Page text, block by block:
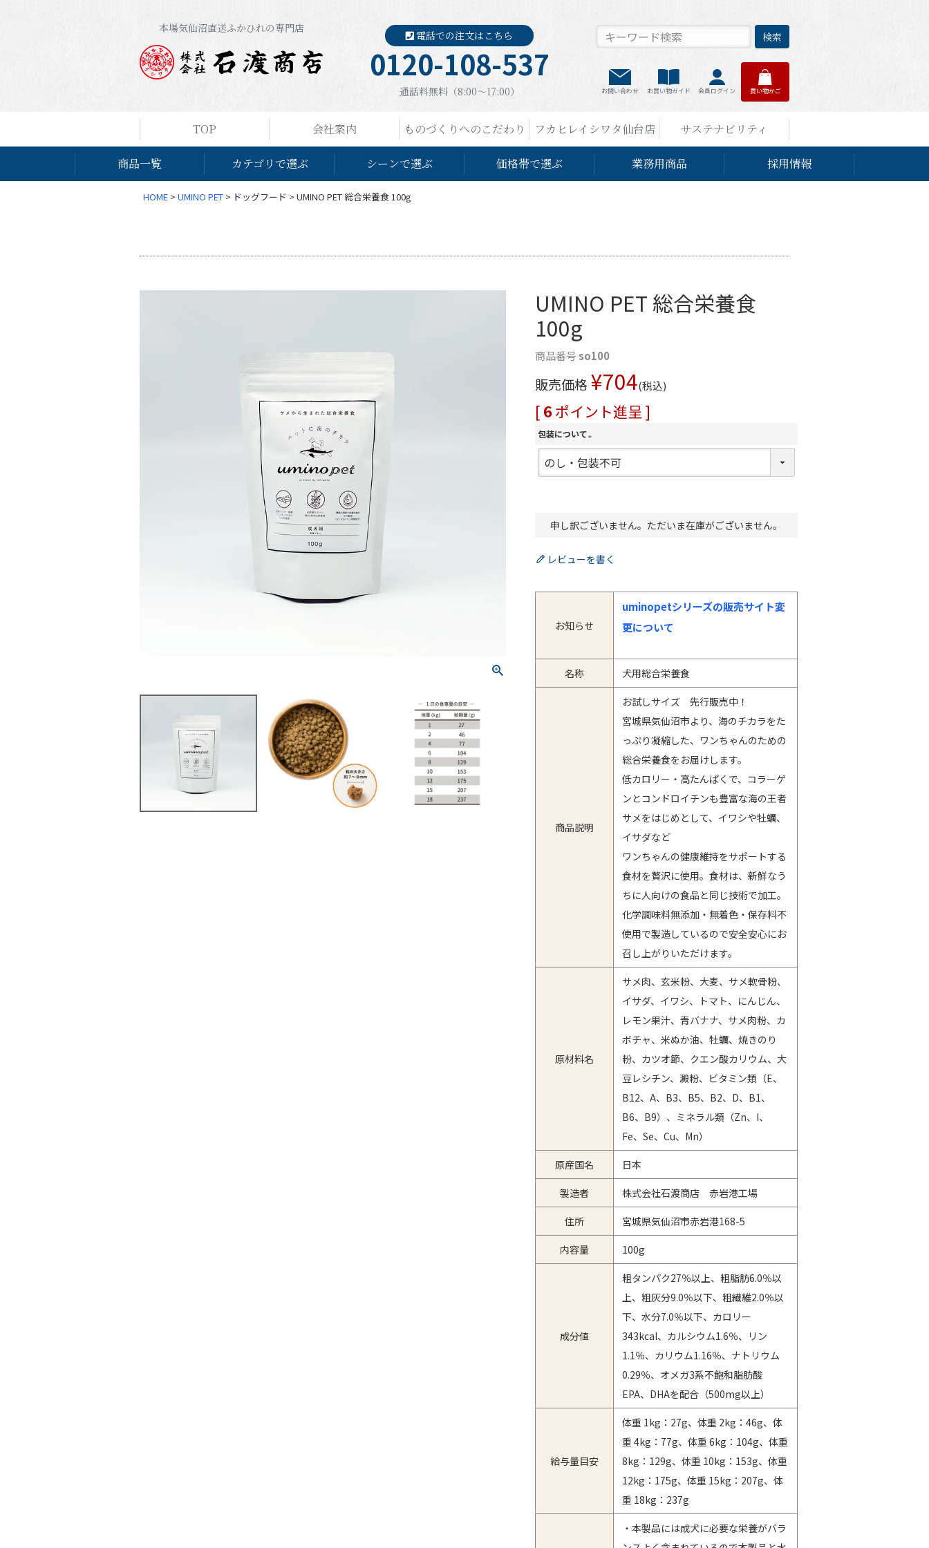
本場気仙沼直送ふかひれの専門店
電話での注文はこちら
0120-108-537
通話料無料（8:00〜17:00）
検索
お問い合わせ お買い物ガイド 会員ログイン 買い物かご
TOP 会社案内 ものづくりへのこだわり フカヒレイシワタ仙台店 サステナビリティ
商品一覧 カテゴリで選ぶ シーンで選ぶ 価格帯で選ぶ 業務用商品 採用情報
HOME UMINO PET ドッグフード UMINO PET 総合栄養食 100g
UMINO PET 総合栄養食
100g
商品番号so100
販売価格¥704 税込
[ 6 ポイント進呈 ]
包装について
(
申し訳ございません。ただいま在庫がございません。
レビューを書く
お知らせ
uminopetシリーズの販売サイト変
更について
名称 犬用総合栄養食
商品説明
お試しサイズ 先行販売中！
宮城県気仙沼市より、海のチカラをた
っぷり凝縮した、ワンちゃんのための
総合栄養食をお届けします。
低カロリー・高たんぱくで、コラーゲ
ンとコンドロイチンも豊富な海の王者
サメをはじめとして、イワシや牡蠣、
イサダなど
ワンちゃんの健康維持をサポートする
食材を贅沢に使用。食材は、新鮮なう
ちに人向けの食品と同じ技術で加工。
化学調味料無添加・無着色・保存料不
使用で製造しているので安全安心にお
召し上がりいただけます。
原材料名
サメ肉、玄米粉、大麦、サメ軟骨粉、
イサダ、イワシ、トマト、にんじん、
レモン果汁、青バナナ、サメ肉粉、カ
ボチャ、米ぬか油、牡蠣、焼きのり
粉、カツオ節、クエン酸カリウム、大
豆レシチン、澱粉、ビタミン類（E、
B12、A、B3、B5、B2、D、B1、
B6、B9）、ミネラル類（Zn、I、
Fe、Se、Cu、Mn）
原産国名 日本
製造者 株式会社石渡商店 赤岩港工場
住所 宮城県気仙沼市赤岩港168-5
内容量 100g
成分値
粗タンパク27％以上、粗脂肪6.0％以
上、粗灰分9.0％以下、粗繊維2.0％以
下、水分7.0％以下、カロリー
343kcal、カルシウム1.6％、リン
1.1％、カリウム1.16％、ナトリウム
0.29％、オメガ3系不飽和脂肪酸
EPA、DHAを配合（500mg以上）
給与量目安
体重 1kg：27g、体重 2kg：46g、体
重 4kg：77g、体重 6kg：104g、体重
8kg：129g、体重 10kg：153g、体重
12kg：175g、体重 15kg：207g、体
重 18kg：237g
・本製品には成犬に必要な栄養がバラ